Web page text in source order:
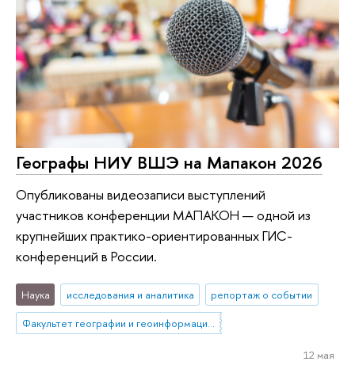
Географы НИУ ВШЭ на Мапакон 2026
Опубликованы видеозаписи выступлений
участников конференции МАПАКОН — одной из
крупнейших практико-ориентированных ГИС-
конференций в России.
Наука исследования и аналитика
репортаж о событии
Факультет географии и геоинформационных технологий
12 мая